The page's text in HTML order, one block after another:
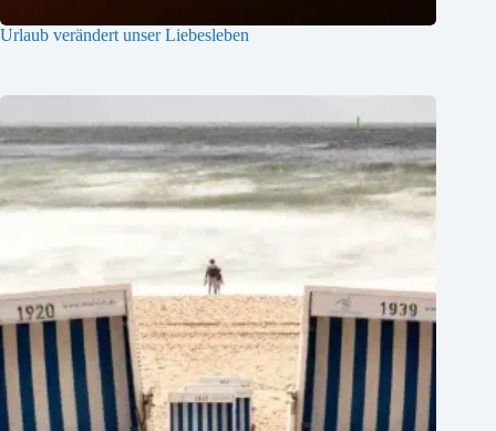
Urlaub verändert unser Liebesleben